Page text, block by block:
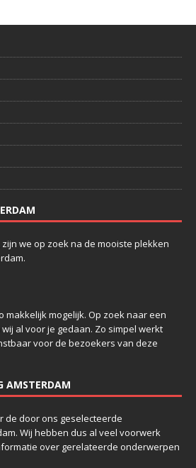
we op zoek na de mooiste plekken
makkelijk mogelijk. Op zoek naar een
al voor je gedaan. Zo simpel werkt
voor de bezoekers van deze
AMSTERDAM
de door ons geselecteerde
Wij hebben dus al veel voorwerk
over gerelateerde onderwerpen